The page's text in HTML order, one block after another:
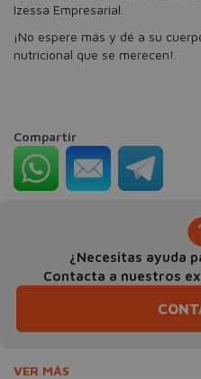
Izessa Empresarial.
¡No espere más y dé a su
nutricional que se merecen!.
Compartir
¿Necesitas ayuda
Contacta a nuestros
VER MÁS